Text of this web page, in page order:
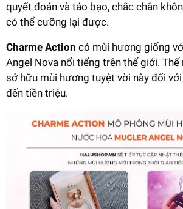
quyết đoán và táo bạo, chắc chắn
có thể cưỡng lại được.
Charme Action có mùi hương giống
Angel Nova nổi tiếng trên thế giới.
sở hữu mùi hương tuyệt vời này đối
đến tiền triệu.